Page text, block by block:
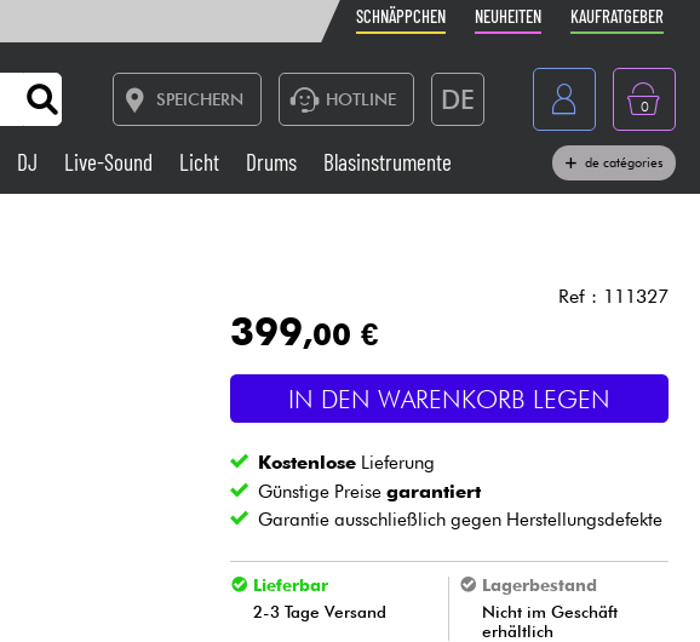
SCHNÄPPCHEN NEUHEITEN KAUFRATGEBER
SPEICHERN HOTLINE DE
Belgique
Nederland
0
Live-Sound
Blasinstrumente
Kabel & Zubehöre
DJ Live-Sound Licht Drums Blasinstrumente de catégories
Ref : 111327
399,00 €
IN DEN WARENKORB LEGEN
Kostenlose Lieferung
Günstige Preisegarantiert
Garantie ausschließlich gegen Herstellungsdefekte
Lieferbar
2-3 Tage Versand
Lagerbestand
Nicht im Geschäft
erhältlich